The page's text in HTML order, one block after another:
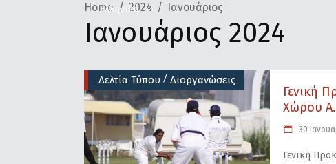
Ελληνικά
Home 2024 Ιανουάριος
Ιανουάριος 2024
Δελτία Τύπου / Διοργανώσεις
Γενική
Χώρου
30
Γενική